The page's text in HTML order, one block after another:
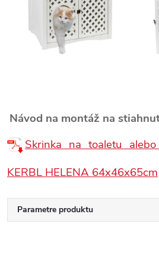
Návod na montáž na
Skrinka na toaletu
KERBL HELENA 64x46x65cm
Parametre produktu